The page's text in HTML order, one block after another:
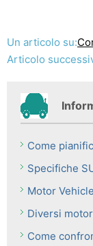
Un articolo su:
Articolo
Come
Specifiche
Motor
Diversi
Come